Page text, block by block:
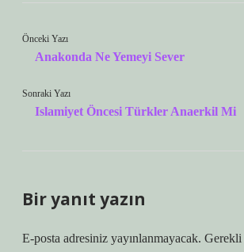
Önceki Yazı
Anakonda Ne Yemeyi Sever
Sonraki Yazı
Islamiyet Öncesi Türkler Anaerkil Mi
Bir yanıt yazın
E-posta adresiniz yayınlanmayacak. Gerekli